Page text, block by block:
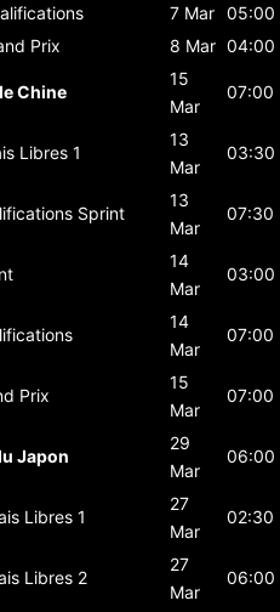
7 Mar 05:00
Prix 8 Mar 04:00
Chine
15
Mar
07:00
Libres 1
13
Mar
03:30
Sprint
13
Mar
07:30
14
Mar
03:00
14
Mar
07:00
Prix
15
Mar
07:00
Japon
29
Mar
06:00
Libres 1
27
Mar
02:30
Libres 2
27
Mar
06:00